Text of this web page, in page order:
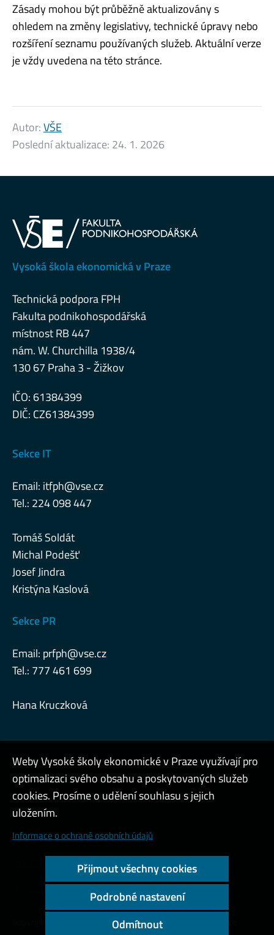
Zásady mohou být průběžně aktualizovány s
ohledem na změny legislativy, technické úpravy nebo
rozšíření seznamu používaných služeb. Aktuální verze
je vždy uvedena na této stránce.
Autor:VŠE
Poslední aktualizace: 24. 1. 2026
Vysoká škola ekonomická v Praze
Technická podpora FPH
Fakulta podnikohospodářská
místnost RB 447
nám. W. Churchilla 1938/4
130 67 Praha 3 - Žižkov
IČO: 61384399
DIČ: CZ61384399
Sekce IT
Email: itfph@vse.cz
Tel.: 224 098 447
Tomáš Soldát
Michal Podešť
Josef Jindra
Kristýna Kaslová
Sekce PR
Email: prfph@vse.cz
Tel.: 777 461 699
Hana Kruczková
Interní návody
Admin
Cookies a ochrana osobních údajů
Přístupnost webu
Vysoký kontrast
Copyright © 2000 - 2026 Vysoká škola ekonomická v Praze
Weby Vysoké školy ekonomické v Praze využívají pro
optimalizaci svého obsahu a poskytovaných služeb
cookies. Prosíme o udělení souhlasu s jejich
uložením.
Informace o ochraně osobních údajů
Přijmout všechny cookies
Podrobné nastavení
Odmítnout